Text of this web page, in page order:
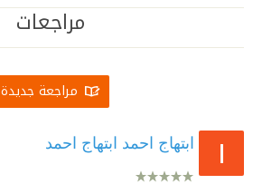
مراجعات
مراجعة جديدة
ابتهاج احمد ابتهاج احمد